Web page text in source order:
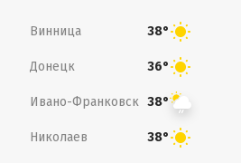
Винница 38°
Донецк 36°
Ивано-Франковск 38°
Николаев 38°